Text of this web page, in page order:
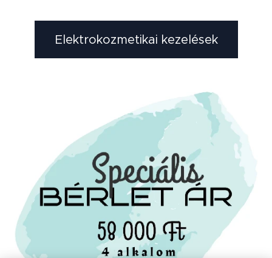
Elektrokozmetikai kezelések